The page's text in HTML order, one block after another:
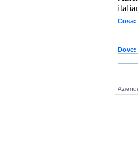
Cosa:
Dove: